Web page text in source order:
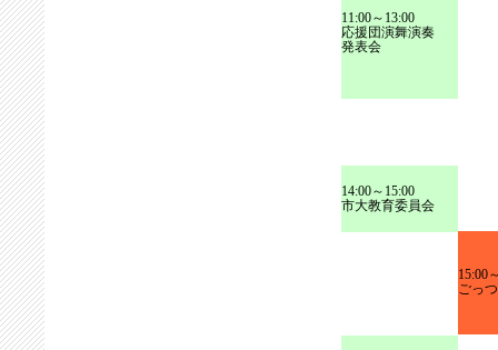
11:00～13:00
応援団演舞演奏
発表会
14:00～15:00
市大教育委員会
15:00
ごっ